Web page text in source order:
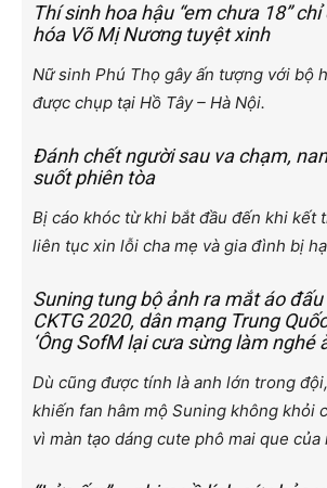
Thí sinh hoa hậu “em chưa 18”
hóa Võ Mị Nương tuyệt xinh
Nữ sinh Phú Thọ gây ấn tượng với bộ
được chụp tại Hồ Tây – Hà Nội.
Đánh chết người sau va chạm,
suốt phiên tòa
Bị cáo khóc từ khi bắt đầu đến khi kết
liên tục xin lỗi cha mẹ và gia đình bị
Suning tung bộ ảnh ra mắt áo
CKTG 2020, dân mạng Trung
‘Ông SofM lại cưa sừng làm nghé
Dù cũng được tính là anh lớn trong
khiến fan hâm mộ Suning không khỏi
vì màn tạo dáng cute phô mai que của